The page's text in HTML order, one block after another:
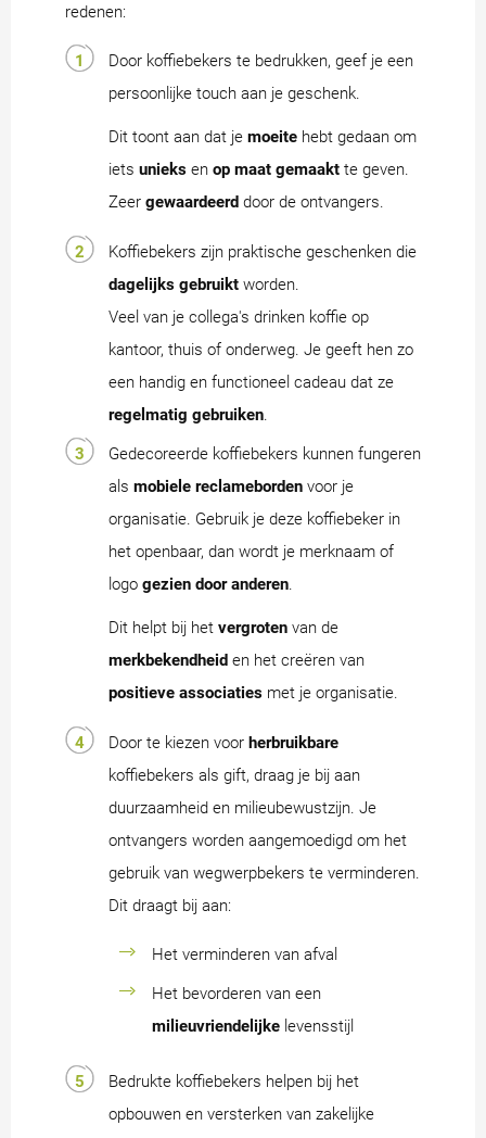
redenen:
Door koffiebekers te bedrukken, geef je een
persoonlijke touch aan je geschenk.
Dit toont aan dat je moeite hebt gedaan om
iets unieks en op maat gemaakt te geven.
Zeer gewaardeerd door de ontvangers.
Koffiebekers zijn praktische geschenken die
dagelijks gebruikt worden.
Veel van je collega's drinken koffie op
kantoor, thuis of onderweg. Je geeft hen zo
een handig en functioneel cadeau dat ze
regelmatig gebruiken
Gedecoreerde koffiebekers kunnen fungeren
als mobiele reclameborden voor je
organisatie. Gebruik je deze koffiebeker in
het openbaar, dan wordt je merknaam of
logo gezien door anderen
Dit helpt bij het vergroten van de
merkbekendheid en het creëren van
positieve associaties met je organisatie.
Door te kiezen voor herbruikbare
koffiebekers als gift, draag je bij aan
duurzaamheid en milieubewustzijn. Je
ontvangers worden aangemoedigd om het
gebruik van wegwerpbekers te verminderen.
Dit draagt bij aan:
Het verminderen van afval
Het bevorderen van een
milieuvriendelijke levensstijl
Bedrukte koffiebekers helpen bij het
opbouwen en versterken van zakelijke